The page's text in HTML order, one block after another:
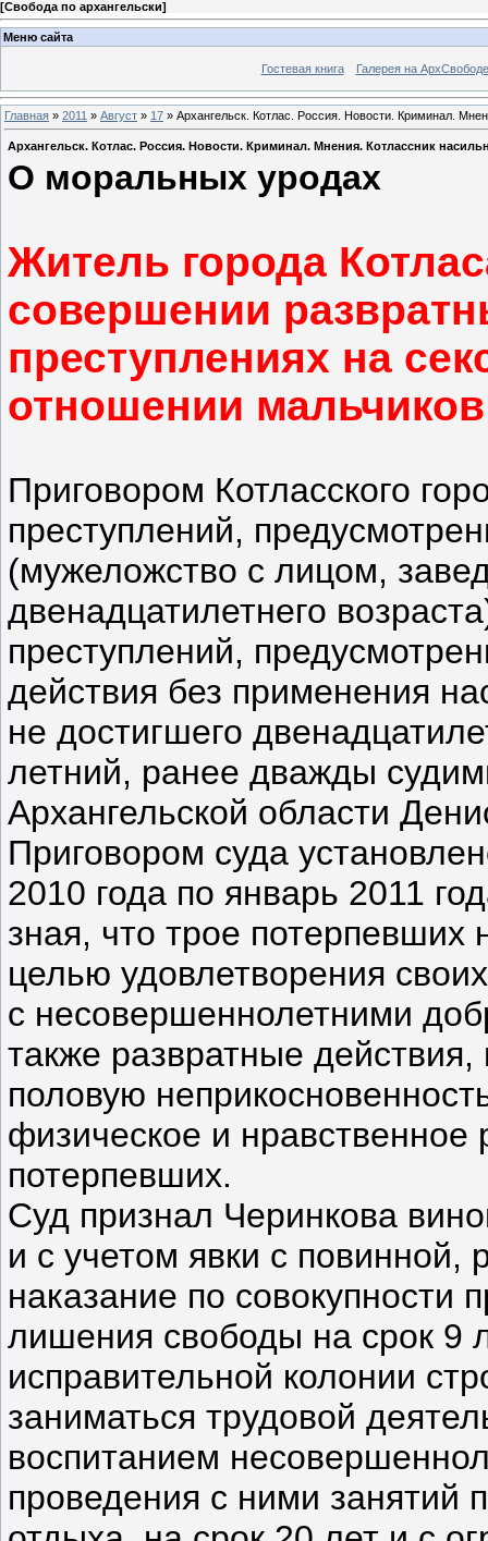
[Свобода по архангельски]
Меню сайта
Гостевая книга Галерея на АрхСвободе
Главная » 2011 » Август » 17 » Архангельск. Котлас. Россия. Новости. Криминал.
Архангельск. Котлас. Россия. Новости. Криминал. Мнения. Котлассник
О моральных уродах
Житель города
совершении
преступлениях на
отношении мальчиков
Приговором Котласского
преступлений,
(мужеложство с лицом,
двенадцатилетнего
преступлений,
действия без применения
не достигшего
летний, ранее дважды
Архангельской области
Приговором суда
2010 года по январь 2011
зная, что трое потерпевших
целью удовлетворения
с несовершеннолетними
также развратные
половую
физическое и нравственное
потерпевших.
Суд признал Черинкова
и с учетом явки с повинной,
наказание по совокупности
лишения свободы на срок 9
исправительной колонии
заниматься трудовой
воспитанием
проведения с ними занятий